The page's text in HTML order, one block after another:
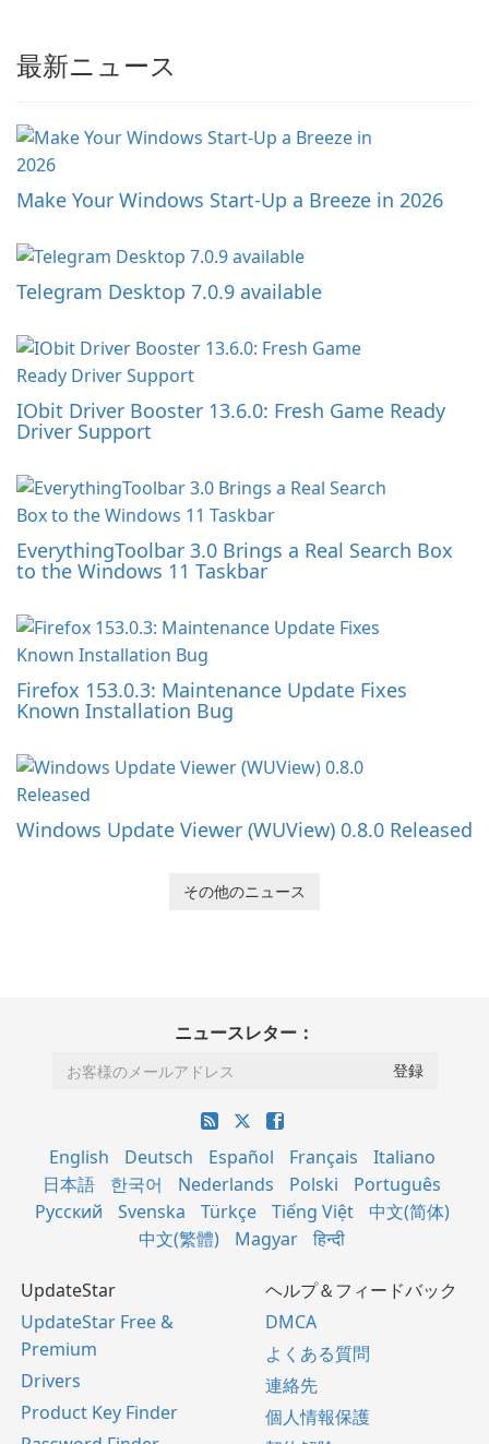
最新ニュース
Make Your Windows Start-Up a Breeze in 2026
Telegram Desktop 7.0.9 available
IObit Driver Booster 13.6.0: Fresh Game Ready
Driver Support
EverythingToolbar 3.0 Brings a Real Search Box
to the Windows 11 Taskbar
Firefox 153.0.3: Maintenance Update Fixes
Known Installation Bug
Windows Update Viewer (WUView) 0.8.0 Released
その他のニュース
ニュースレター：
English Deutsch Español Français
Italiano
日本語
한국어 Nederlands Polski
Português
Русский
Svenska Türkçe Tiếng Việt
中文(简体)
中文(繁體)
Magyar हिन्दी
UpdateStar
UpdateStar Free &
Premium
Drivers
Product Key Finder
ヘルプ＆フィードバック
DMCA
よくある質問
連絡先
個人情報保護